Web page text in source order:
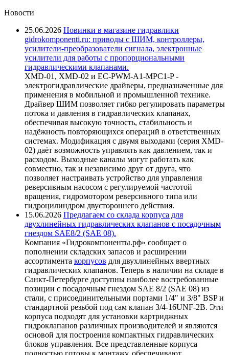
Новости
25.06.2026 Новинки в магазине гидравлики
gidrokomponenti.ru: приводы с ШИМ, контроллеры,
усилители-преобразователи сигнала, электронные
усилители для работы с пропорциональными
гидравлическими клапанами.
XMD-01, XMD-02 и EC-PWM-A1-MPC1-P -
электрогидравлические драйверы, предназначенные для
применения в мобильной и промышленной технике.
Драйвер ШИМ позволяет гибко регулировать параметры
потока и давления в гидравлических клапанах,
обеспечивая высокую точность, стабильность и
надёжность повторяющихся операций в ответственных
системах. Модификация с двумя выходами (серия XMD-
02) даёт возможность управлять как давлением, так и
расходом. Выходные каналы могут работать как
совместно, так и независимо друг от друга, что
позволяет настраивать устройство для управления
реверсивным насосом с регулируемой частотой
вращения, гидромотором реверсивного типа или
гидроцилиндром двустороннего действия.
15.06.2026 Предлагаем со склада корпуса для
двухлинейных гидравлических клапанов с посадочным
гнездом SAE8/2 (SAE 08).
Компания «Гидрокомпоненты.рф» сообщает о
пополнении складских запасов и расширении
ассортимента корпусов для двухлинейных ввертных
гидравлических клапанов. Теперь в наличии на складе в
Санкт-Петербурге доступны наиболее востребованные
позиции с посадочным гнездом SAE 8/2 (SAE 08) из
стали, с присоединительными портами 1/4" и 3/8" BSP и
стандартной резьбой под сам клапан 3/4-16UNF-2B. Эти
корпуса подходят для установки картриджных
гидроклапанов различных производителей и являются
основой для построения компактных гидравлических
блоков управления. Все представленные корпуса
полностью готовы к монтажу, обеспечивают